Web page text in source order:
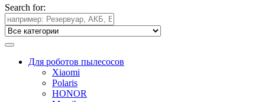
Search for:
Для роботов пылесосов
Xiaomi
Polaris
HONOR